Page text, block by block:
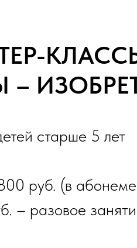
старше 5 лет
руб. (в
– разовое